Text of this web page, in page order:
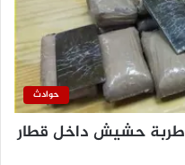
حوادث
القبض على عاطل بحوزته 75 طربة حشيش داخل قطار